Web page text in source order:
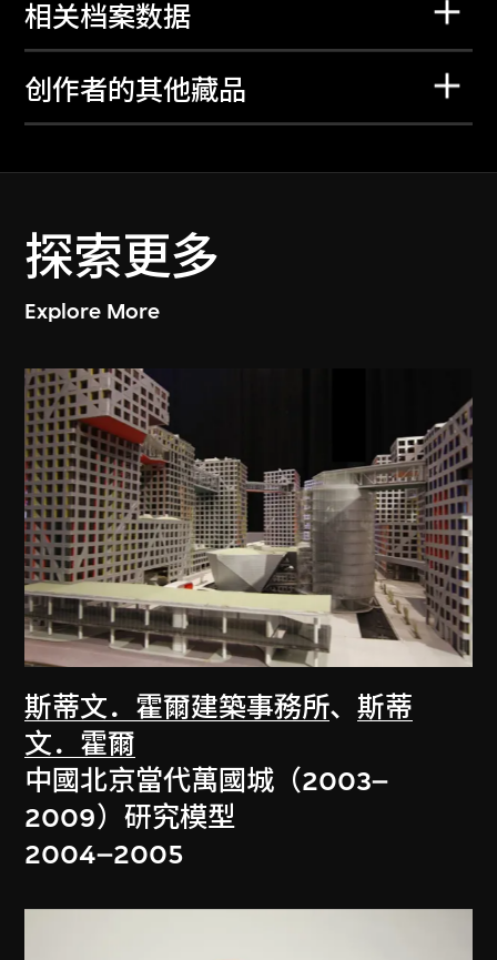
相关档案数据
创作者的其他藏品
探索更多
Explore More
斯蒂文．霍爾建築事務所、斯蒂
文．霍爾
中國北京當代萬國城（2003–
2009）研究模型
2004–2005